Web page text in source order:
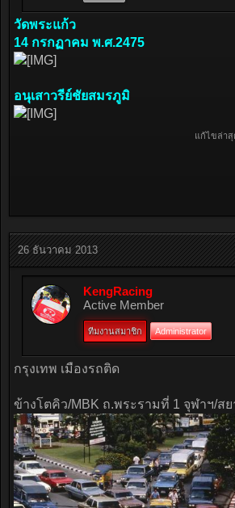
วัดพระแก้ว
14 กรกฏาคม พ.ศ.2475
อนุเสาวรีย์ชัยสมรภูมิ
แก้ไขล่าสุ
26 ธันวาคม 2013
KengRacing
Active Member
ทีมงานสมาชิก Administrator
กรุงเทพ เมืองรถติด
ข้างโตคิว/MBK ถ.พระรามที่ 1 จุฬาฯ/ส